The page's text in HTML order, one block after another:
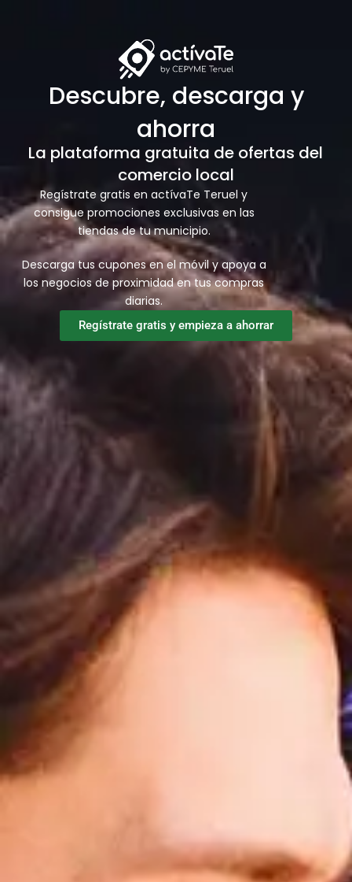
Descubre, descarga y
ahorra
La plataforma gratuita de ofertas del
comercio local
Regístrate gratis en actívaTe Teruel y
consigue promociones exclusivas en las
tiendas de tu municipio.
Descarga tus cupones en el móvil y apoya a
los negocios de proximidad en tus compras
diarias.
Regístrate gratis y empieza a ahorrar